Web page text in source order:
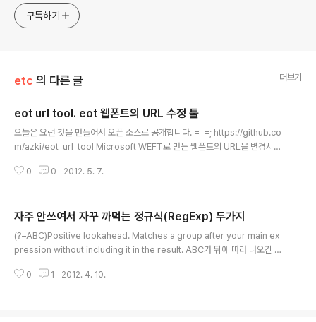
구독하기
etc 의 다른 글 더보기
eot url tool. eot 웹폰트의 URL 수정 툴
오늘은 요런 것을 만들어서 오픈 소스로 공개합니다. =_=; https://github.co
m/azki/eot_url_tool Microsoft WEFT로 만든 웹폰트의 URL을 변경시켜
경할 수 있습니다. 해당 파일의 스펙은 http://www.w3.org/Submission/E
aum.net http://uie.daum.net ex)C:\>eot_url_tool usage: eot_url_to
ol input_file [output..
0 0 2012. 5. 7.
자주 안쓰여서 자꾸 까먹는 정규식(RegExp) 두가지
(?=ABC)Positive lookahead. Matches a group after your main ex
pression without including it in the result. ABC가 뒤에 따라 나오긴 해
ABC".match(/2(?=ABC)/)null단, 앞으로는 안되미."ABC12".match(/(?=A
0 1 2012. 4. 10.